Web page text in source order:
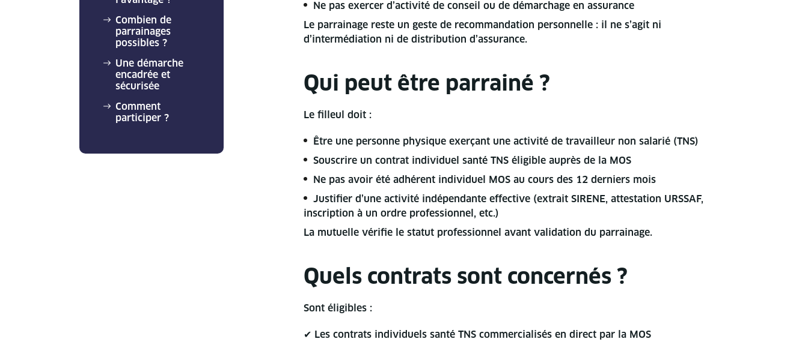
Combien de
parrainages
possibles ?
Une démarche
encadrée et
sécurisée
Comment
participer ?
Ne pas exercer d’activité de conseil ou de démarchage en assurance
Le parrainage reste un geste de recommandation personnelle : il ne s’agit ni
d’intermédiation ni de distribution d’assurance.
Qui peut être parrainé ?
Le filleul doit :
Être une personne physique exerçant une activité de travailleur non salarié (TNS)
Souscrire un contrat individuel santé TNS éligible auprès de la MOS
Ne pas avoir été adhérent individuel MOS au cours des 12 derniers mois
Justifier d’une activité indépendante effective (extrait SIRENE, attestation URSSAF,
inscription à un ordre professionnel, etc.)
La mutuelle vérifie le statut professionnel avant validation du parrainage.
Quels contrats sont concernés ?
Sont éligibles :
✔ Les contrats individuels santé TNS commercialisés en direct par la MOS